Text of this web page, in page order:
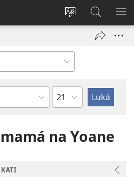
Tyá
monɔkɔ
mosusu
Kokɔta
na
fenɛtrɛ
Luká
JW.ORG
Mokapo
na Yoane